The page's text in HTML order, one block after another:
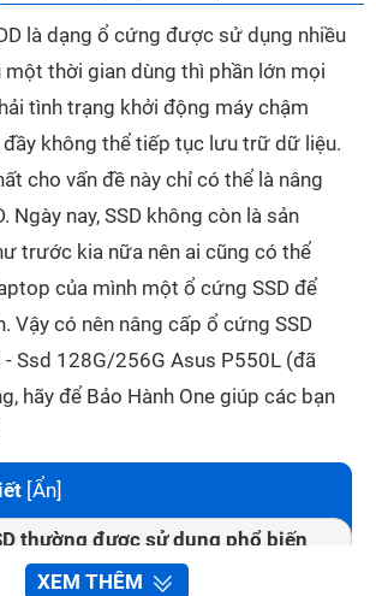
là dạng ổ cứng được sử dụng nhiều
một thời gian dùng thì phần lớn mọi
tình trạng khởi động máy chậm
không thể tiếp tục lưu trữ dữ liệu.
cho vấn đề này chỉ có thể là nâng
Ngày nay, SSD không còn là sản
trước kia nữa nên ai cũng có thể
của mình một ổ cứng SSD để
Vậy có nên nâng cấp ổ cứng SSD
- Ssd 128G/256G Asus P550L (đã
hãy để Bảo Hành One giúp các bạn
[Ẩn]
thường được sử dụng phổ biến
XEM THÊM